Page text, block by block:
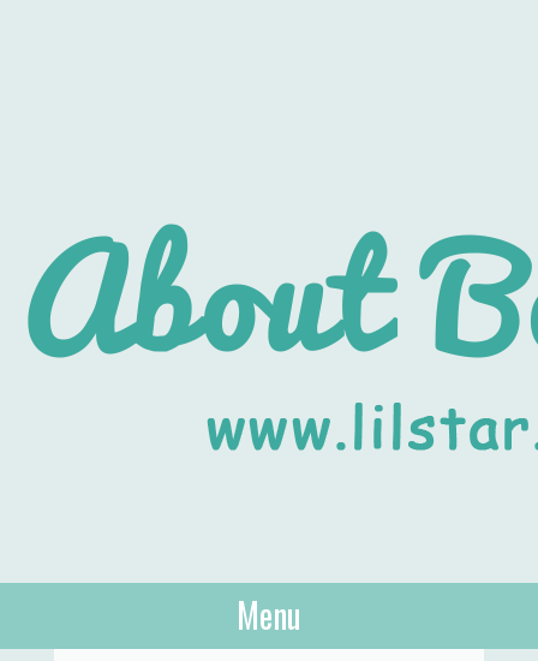
About Books
lilstar.de
Menu